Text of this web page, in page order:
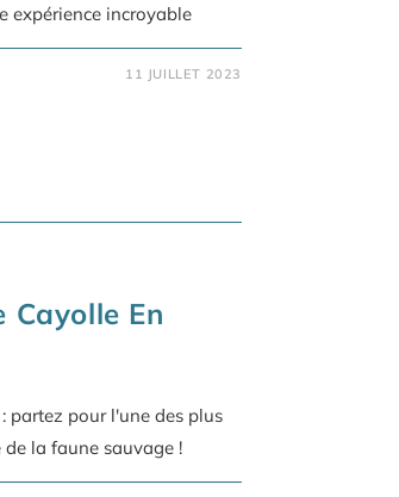
expérience incroyable
11 JUILLET 2023
Cayolle En
partez pour l'une des plus
la faune sauvage !